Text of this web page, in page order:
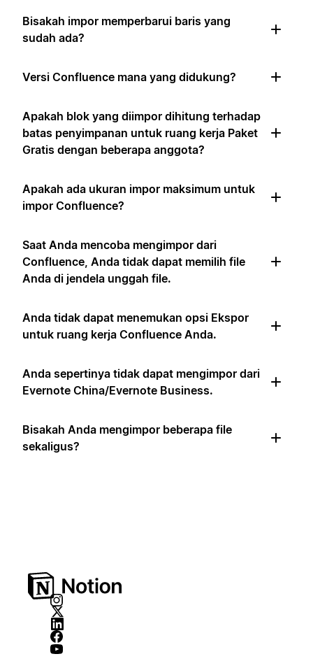
Bisakah impor memperbarui baris yang
sudah ada?
Versi Confluence mana yang didukung?
Apakah blok yang diimpor dihitung terhadap
batas penyimpanan untuk ruang kerja Paket
Gratis dengan beberapa anggota?
Apakah ada ukuran impor maksimum untuk
impor Confluence?
Saat Anda mencoba mengimpor dari
Confluence, Anda tidak dapat memilih file
Anda di jendela unggah file.
Anda tidak dapat menemukan opsi Ekspor
untuk ruang kerja Confluence Anda.
Anda sepertinya tidak dapat mengimpor dari
Evernote China/Evernote Business.
Bisakah Anda mengimpor beberapa file
sekaligus?